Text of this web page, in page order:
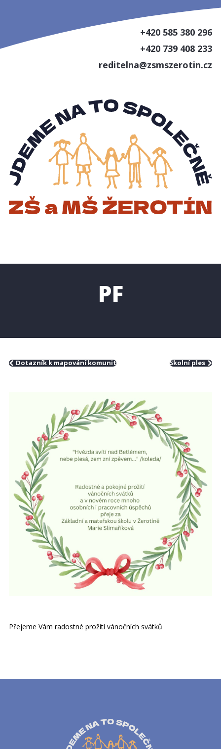
+420 585 380 296
+420 739 408 233
reditelna@zsmszerotin.cz
PF
Dotazník k mapování komunit Školní ples
Přejeme Vám radostné prožití vánočních svátků